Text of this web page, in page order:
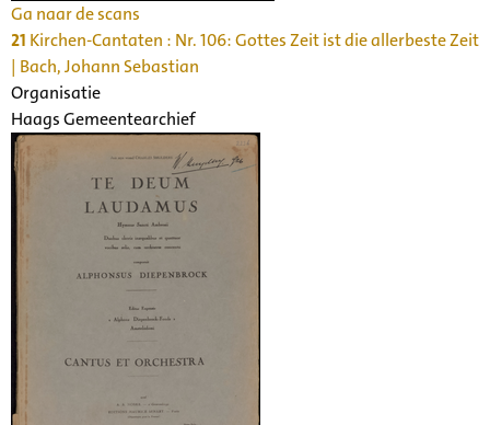
Ga naar de scans
21 Kirchen-Cantaten : Nr. 106: Gottes Zeit ist die allerbeste Zeit
| Bach, Johann Sebastian
Organisatie
Haags Gemeentearchief